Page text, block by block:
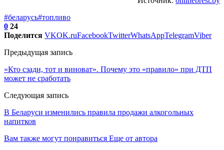
#беларусь#топливо
0 24
Поделится VKOK.ruFacebookTwitterWhatsAppTelegramViber
Предыдущая запись
«Кто сзади, тот и виноват». Почему это «правило» при ДТП
может не сработать
Следующая запись
В Беларуси изменились правила продажи алкогольных
напитков
Вам также могут понравиться Еще от автора